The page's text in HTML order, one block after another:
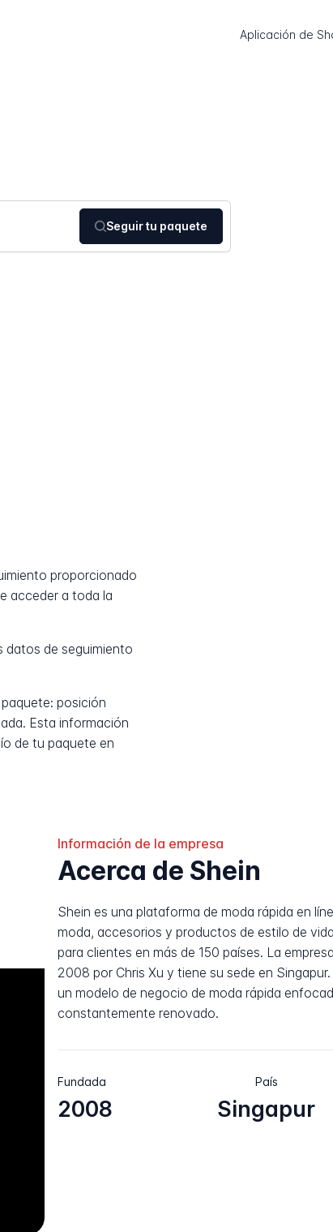
Aplicación de
Seguir tu paquete
proporcionado
acceder a toda la
datos de seguimiento
posición
Esta información
de tu paquete en
Información de la empresa
Acerca de Shein
Shein es una plataforma de moda rápida en
moda, accesorios y productos de estilo de
para clientes en más de 150 países. La
2008 por Chris Xu y tiene su sede en
un modelo de negocio de moda rápida
constantemente renovado.
Fundada
2008
País
Singapur